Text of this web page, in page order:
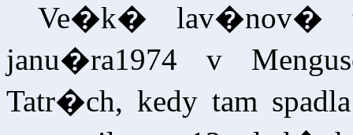
Ve�k� lav�nov�
janu�ra1974 v
Tatr�ch, kedy tam